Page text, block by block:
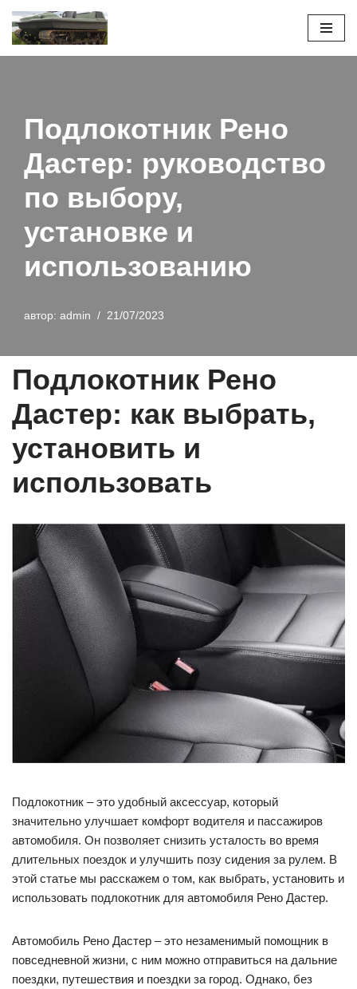
Перейти
Подлокотник Рено
Дастер: руководство
по выбору,
установке и
использованию
автор: admin 21/07/2023
Подлокотник Рено
Дастер: как выбрать,
установить и
использовать
Подлокотник – это удобный аксессуар, который
значительно улучшает комфорт водителя и пассажиров
автомобиля. Он позволяет снизить усталость во время
длительных поездок и улучшить позу сидения за рулем. В
этой статье мы расскажем о том, как выбрать, установить и
использовать подлокотник для автомобиля Рено Дастер.
Автомобиль Рено Дастер – это незаменимый помощник в
повседневной жизни, с ним можно отправиться на дальние
поездки, путешествия и поездки за город. Однако, без